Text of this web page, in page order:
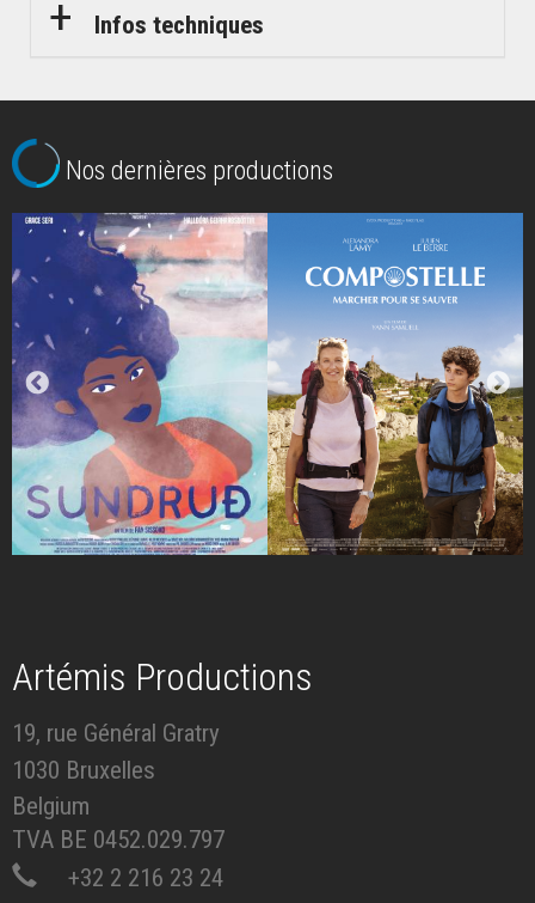
Infos techniques
Nos dernières productions
Artémis Productions
19, rue Général Gratry
1030 Bruxelles
Belgium
TVA BE 0452.029.797
+32 2 216 23 24